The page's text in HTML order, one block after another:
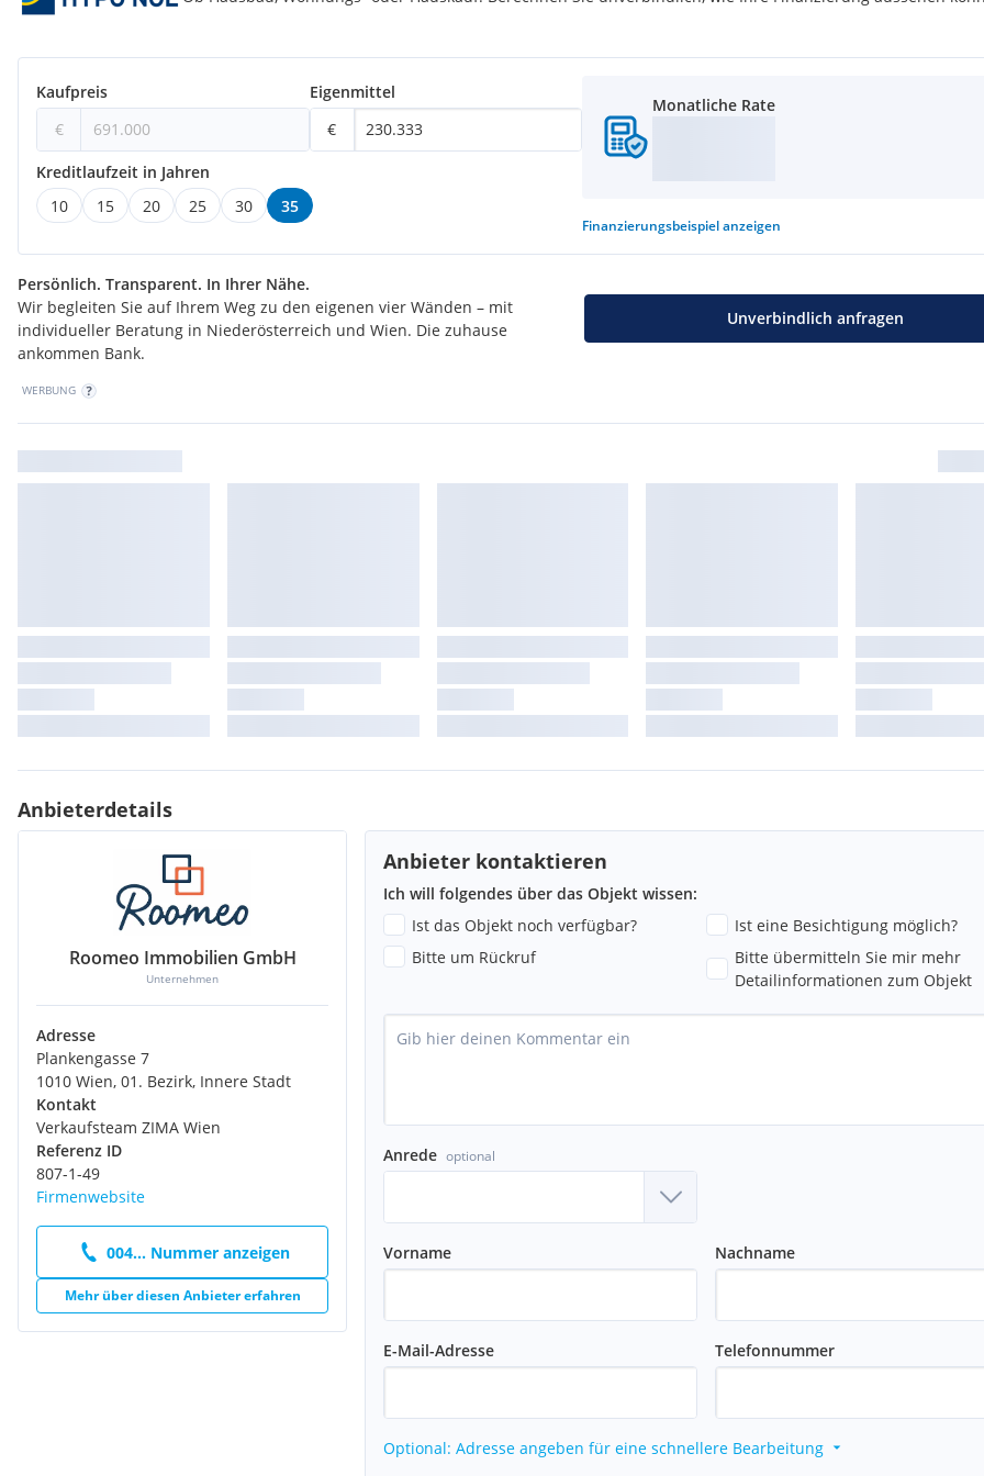
Kaufpreis Tiefgaragenstellplatz ab EUR 29.800,-
Weitere Wohnungen dieses Neubauprojekts finden Sie unter:
www.roomeo-wohnen.at
Kaufpreis
€
Eigenmittel
€
Kreditlaufzeit in Jahren
10
15 20 25 30 35
Monatliche Rate
Finanzierungsbeispielanzeigen
Persönlich. Transparent. In Ihrer Nähe.
Wir begleiten Sie auf Ihrem Weg zu den eigenen vier Wänden – mit
individueller Beratung in Niederösterreich und Wien. Die zuhause
ankommen Bank.
Unverbindlich anfragen
WERBUNG
Anbieterdetails
Roomeo Immobilien GmbH
Unternehmen
Adresse
Plankengasse 7
1010 Wien, 01. Bezirk, Innere Stadt
Kontakt
Verkaufsteam ZIMA Wien
Referenz ID
807-1-49
Firmenwebsite
004... Nummer anzeigen
Mehr über diesen Anbieter erfahren
Anbieter kontaktieren
Ich will folgendes über das Objekt wissen:
Ist das Objekt noch verfügbar?
Ist eine Besichtigung möglich?
Bitte um Rückruf
Bitte übermitteln Sie mir mehr
Detailinformationen zum Objekt
Anrede optional
Vorname Nachname
E-Mail-Adresse Telefonnummer
Optional: Adresse angeben für eine schnellere Bearbeitung